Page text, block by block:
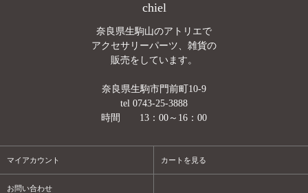
chiel
奈良県生駒山のアトリエで
アクセサリーパーツ、雑貨の
販売をしています。
奈良県生駒市門前町10-9
tel 0743-25-3888
時間 13：00～16：00
マイアカウント カートを見る
お問い合わせ